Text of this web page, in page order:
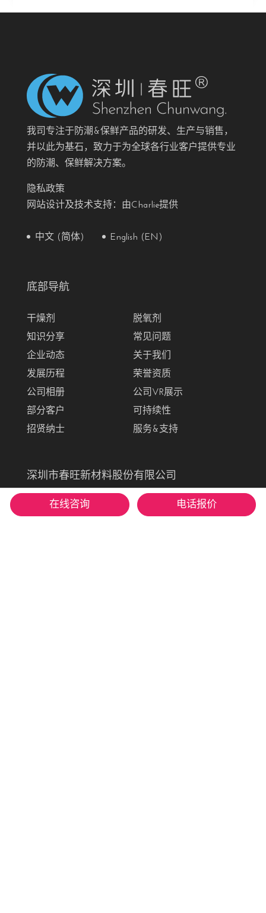
我司专注于防潮&保鲜产品的研发、生产与销售，
并以此为基石，致力于为全球各行业客户提供专业
的防潮、保鲜解决方案。
隐私政策
网站设计及技术支持：由Charlie提供
中文 (简体) English (EN)
底部导航
干燥剂
脱氧剂
知识分享
常见问题
企业动态
关于我们
发展历程
荣誉资质
公司相册
公司VR展示
部分客户
可持续性
招贤纳士
服务&支持
深圳市春旺新材料股份有限公司
联系电话：
400-668-6669
在线咨询 电话报价